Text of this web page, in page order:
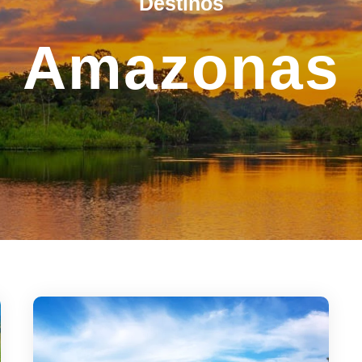
Amazonas